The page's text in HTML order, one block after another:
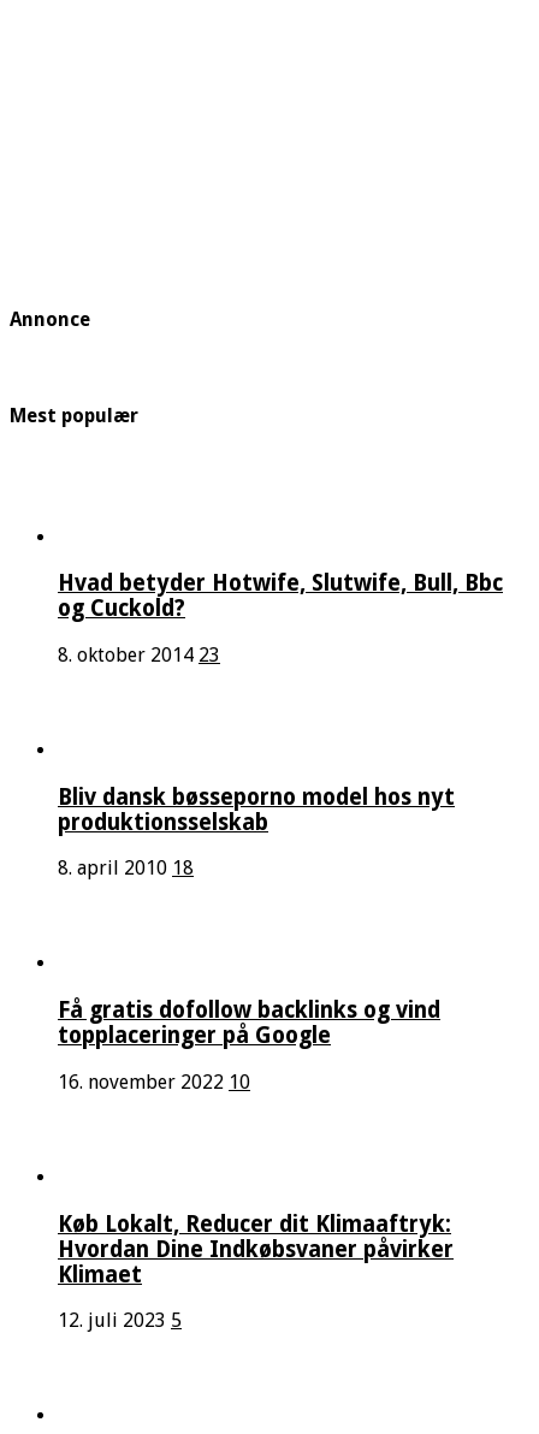
Annonce
Mest populær
Hvad betyder Hotwife, Slutwife, Bull, Bbc
og Cuckold?
8. oktober 2014 23
Bliv dansk bøsseporno model hos nyt
produktionsselskab
8. april 2010 18
Få gratis dofollow backlinks og vind
topplaceringer på Google
16. november 2022 10
Køb Lokalt, Reducer dit Klimaaftryk:
Hvordan Dine Indkøbsvaner påvirker
Klimaet
12. juli 2023 5